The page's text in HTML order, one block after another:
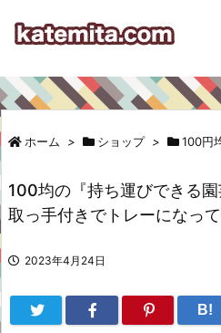
ホーム > ショップ > 100円
100均の『持ち運びできる
取っ手付きでトレーになって
2023年4月24日
B!